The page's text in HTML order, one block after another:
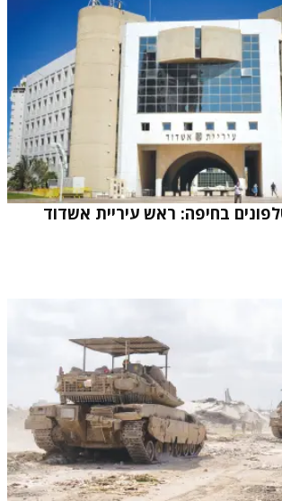
בחיפה: ראש עיריית אשדוד